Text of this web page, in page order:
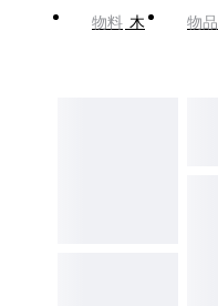
物料 木 物品